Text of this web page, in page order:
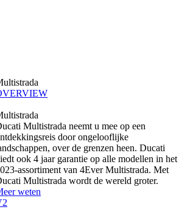
Multistrada neemt u mee op een
door ongelooflijke
over de grenzen heen. Ducati
ook 4 jaar garantie op alle modellen in het
assortiment van 4Ever Multistrada. Met
Multistrada wordt de wereld groter.
weten